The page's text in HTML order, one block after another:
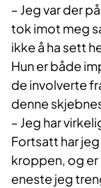
‒ Jeg var der
tok imot meg
ikke å ha sett
Hun er både
de involverte
denne
‒ Jeg har
Fortsatt har
kroppen, og er
eneste jeg